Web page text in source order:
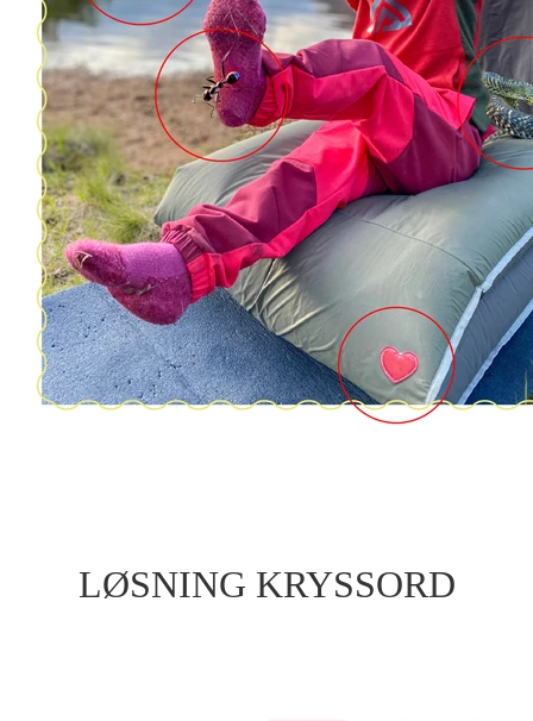
LØSNING KRYSSORD